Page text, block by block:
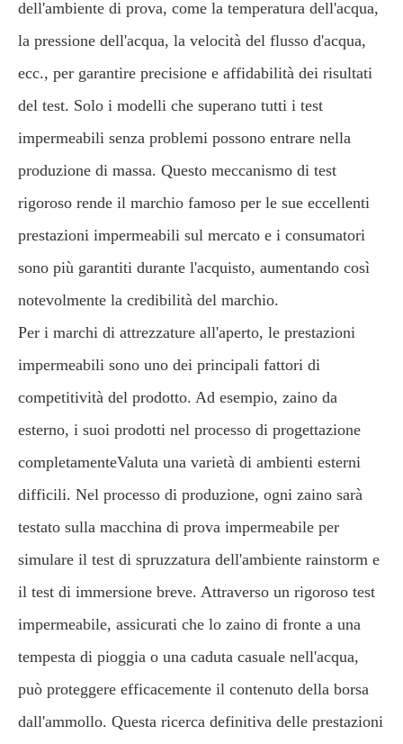
dell'ambiente di prova, come la temperatura dell'acqua,
la pressione dell'acqua, la velocità del flusso d'acqua,
ecc., per garantire precisione e affidabilità dei risultati
del test. Solo i modelli che superano tutti i test
impermeabili senza problemi possono entrare nella
produzione di massa. Questo meccanismo di test
rigoroso rende il marchio famoso per le sue eccellenti
prestazioni impermeabili sul mercato e i consumatori
sono più garantiti durante l'acquisto, aumentando così
notevolmente la credibilità del marchio.
Per i marchi di attrezzature all'aperto, le prestazioni
impermeabili sono uno dei principali fattori di
competitività del prodotto. Ad esempio, zaino da
esterno, i suoi prodotti nel processo di progettazione
completamenteValuta una varietà di ambienti esterni
difficili. Nel processo di produzione, ogni zaino sarà
testato sulla macchina di prova impermeabile per
simulare il test di spruzzatura dell'ambiente rainstorm e
il test di immersione breve. Attraverso un rigoroso test
impermeabile, assicurati che lo zaino di fronte a una
tempesta di pioggia o una caduta casuale nell'acqua,
può proteggere efficacemente il contenuto della borsa
dall'ammollo. Questa ricerca definitiva delle prestazioni